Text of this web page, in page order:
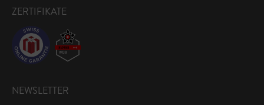
ZERTIFIKATE
NEWSLETTER